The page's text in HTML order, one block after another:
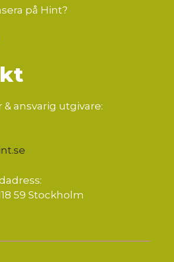
på Hint?
ansvarig utgivare:
59 Stockholm